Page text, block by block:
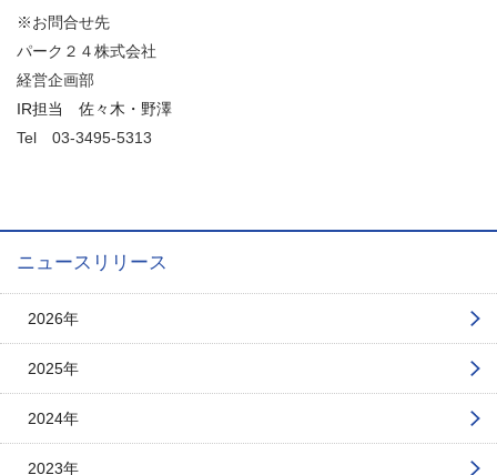
※お問合せ先
パーク２４株式会社
経営企画部
IR担当 佐々木・野澤
Tel 03-3495-5313
ニュースリリース
2026年
2025年
2024年
2023年